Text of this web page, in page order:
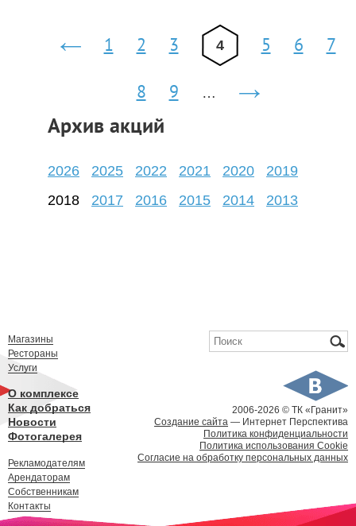
предыдущая
1 2 3 4 5 6 7
8 9 …
Архив акций
2026 2025 2022 2021 2020
2019
2018
2017 2016 2015 2014 2013
2006-2026 © ТК «Гранит»
Создание сайта — Интернет Перспектива
Политика конфиденциальности
Политика использования Cookie
Согласие на обработку персональных данных
Форма поиска
Поиск
Магазины
Рестораны
Услуги
О комплексе
Как добраться
Новости
Фотогалерея
Рекламодателям
Арендаторам
Собственникам
Контакты